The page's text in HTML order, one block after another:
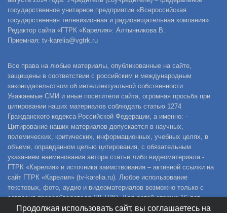
государственное унитарное предприятие «Всероссийская
государственная телевизионная и радиовещательная компания».
Редактор сайта «ГТРК «Карелия»: Алтынникова В.
Приемная: tv-karelia@vgtrk.ru
Все права на любые материалы, опубликованные на сайте,
защищены в соответствии с российским и международным
законодательством об интеллектуальной собственности.
Уважаемые СМИ и иные посетители сайта, огромная просьба при
цитировании наших материалов соблюдать статью 1274
Гражданского кодекса Российской Федерации, а именно: -
Цитирование наших материалов допускается в научных,
полемических, критических, информационных, учебных целях, в
объеме, оправданном целью цитирования, с обязательным
указанием наименования автора статьи либо видеоматериала -
ГТРК «Карелия» и источника заимствования – активной ссылки на
сайт ГТРК «Карелия» (tv-karelia.ru). Любое использование
текстовых, фото, аудио и видеоматериалов возможно только с
согласия правообладателя (ВГТРК). Для детей старше 16 лет.
Продолжая использовать сайт, вы соглашаетесь на